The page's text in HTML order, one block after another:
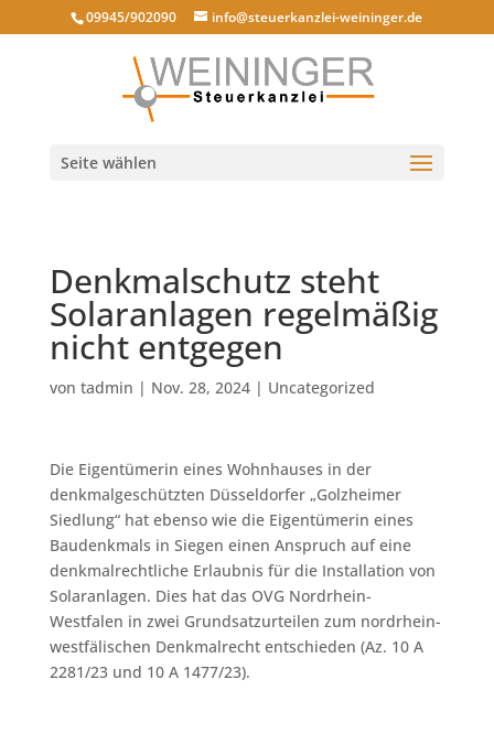
09945/902090 info@steuerkanzlei-weininger.de
Seite wählen
Denkmalschutz steht
Solaranlagen regelmäßig
nicht entgegen
von tadmin | Nov. 28, 2024| Uncategorized
Die Eigentümerin eines Wohnhauses in der
denkmalgeschützten Düsseldorfer „Golzheimer
Siedlung“ hat ebenso wie die Eigentümerin eines
Baudenkmals in Siegen einen Anspruch auf eine
denkmalrechtliche Erlaubnis für die Installation von
Solaranlagen. Dies hat das OVG Nordrhein-
Westfalen in zwei Grundsatzurteilen zum nordrhein-
westfälischen Denkmalrecht entschieden (Az. 10 A
2281/23 und 10 A 1477/23).